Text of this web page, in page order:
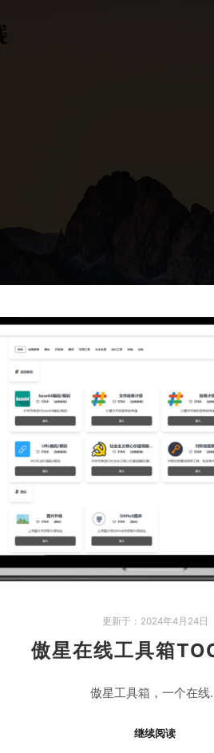
更新于： 2024年4月24日
傲星在线工具箱
傲星工具箱，一个在
继续阅读